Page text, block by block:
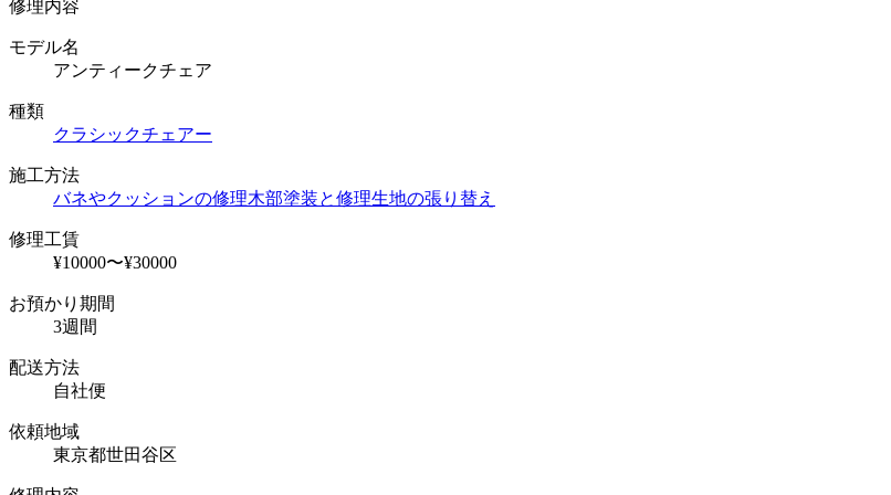
修理内容
モデル名
アンティークチェア
種類
クラシックチェアー
施工方法
バネやクッションの修理木部塗装と修理生地の張り替え
修理工賃
¥10000〜¥30000
お預かり期間
3週間
配送方法
自社便
依頼地域
東京都世田谷区